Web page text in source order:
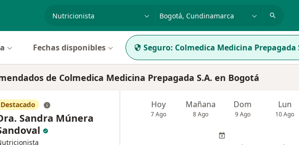
especialidad, enfermedad o nombre
p. ej. Bogotá
Fechas disponibles Seguro: Colmedica Medicina Prepagada
de Colmedica Medicina Prepagada S.A. en Bogotá
Destacado
Sandra Múnera
Hoy
7 Ago
Mañana
8 Ago
Dom
9 Ago
Lun
10 Ago